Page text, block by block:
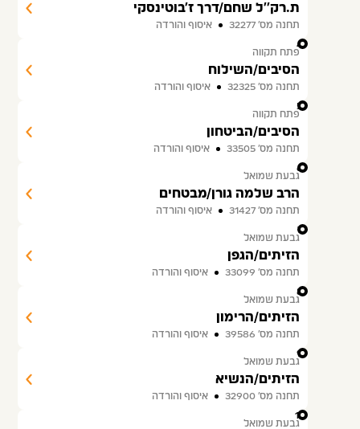
ת.רק''ל שחם/דרך ז'בוטינסקי
תחנה מס׳ 32277 איסוף והורדה
4
פתח תקווה
הסיבים/השילוח
תחנה מס׳ 32325 איסוף והורדה
5
פתח תקווה
הסיבים/הביטחון
תחנה מס׳ 33505 איסוף והורדה
6
גבעת שמואל
הרב שלמה גורן/מבטחים
תחנה מס׳ 31427 איסוף והורדה
7
גבעת שמואל
הזיתים/הגפן
תחנה מס׳ 33099 איסוף והורדה
8
גבעת שמואל
הזיתים/הרימון
תחנה מס׳ 39586 איסוף והורדה
9
גבעת שמואל
הזיתים/הנשיא
תחנה מס׳ 32900 איסוף והורדה
10
גבעת שמואל